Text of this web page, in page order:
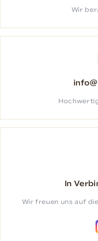
Wir
In
Wir freuen uns auf